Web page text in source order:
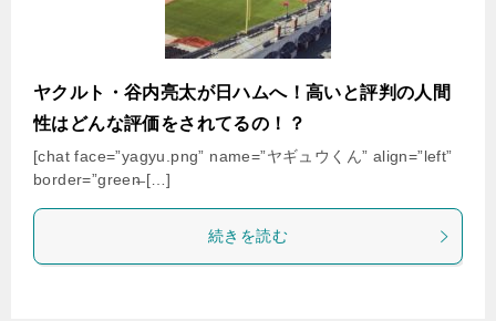
ヤクルト・谷内亮太が日ハムへ！高いと評判の人間
性はどんな評価をされてるの！？
[chat face=”yagyu.png” name=”ヤギュウくん” align=”left”
border=”green̶ […]
続きを読む